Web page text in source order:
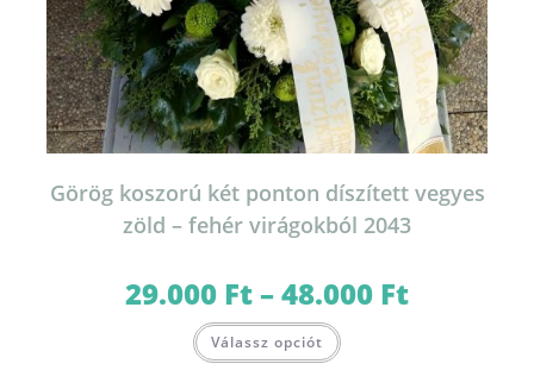
Görög koszorú két ponton díszített vegyes
zöld – fehér virágokból 2043
29.000 Ft–48.000 Ft29.000 Ft
Válassz opciót a